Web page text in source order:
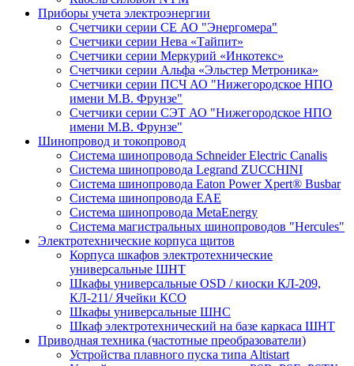
Приборы учета электроэнергии
Счетчики серии СЕ АО "Энергомера"
Счетчики серии Нева «Тайпит»
Счетчики серии Меркурий «Инкотекс»
Счетчики серии Альфа «Эльстер Метроника»
Счетчики серии ПСЧ АО "Нижегородское НПО
имени М.В. Фрунзе"
Счетчики серии СЭТ АО "Нижегородское НПО
имени М.В. Фрунзе"
Шинопровод и токопровод
Система шинопровода Schneider Electric Canalis
Система шинопровода Legrand ZUCCHINI
Система шинопровода Eaton Power Xpert® Busbar
Система шинопровода EAE
Система шинопровода MetaEnergy
Система магистральных шинопроводов "Hercules"
Электротехнические корпуса щитов
Корпуса шкафов электротехнические
универсальные ШНТ
Шкафы универсальные OSD / киоски КЛ-209,
КЛ-211/ Ячейки КСО
Шкафы универсальные ШНС
Шкаф электротехнический на базе каркаса ШНТ
Приводная техника (частотные преобразователи)
Устройства плавного пуска типа Altistart